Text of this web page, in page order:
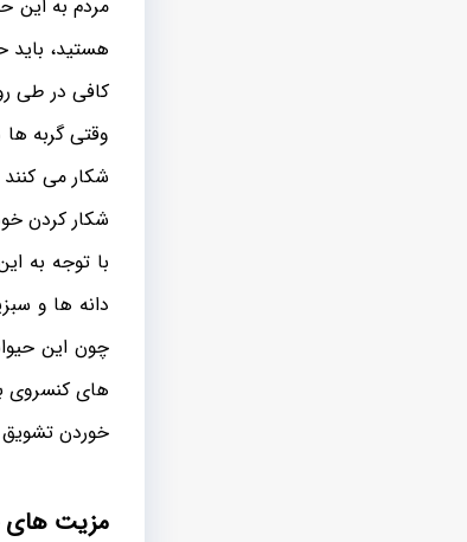
مردم به این
هستید،
کافی در طی
وقتی گربه
شکار می
شکار کردن
با توجه به
دانه ها و
چون این
های کنسروی
خوردن
مزیت های